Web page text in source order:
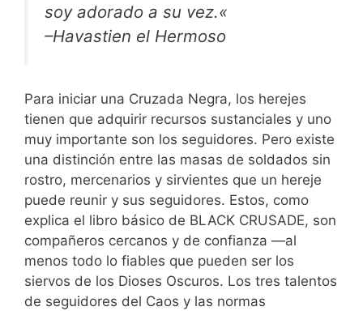
soy adorado a su vez.«
–Havastien el Hermoso
Para iniciar una Cruzada Negra, los herejes
tienen que adquirir recursos sustanciales y uno
muy importante son los seguidores. Pero existe
una distinción entre las masas de soldados sin
rostro, mercenarios y sirvientes que un hereje
puede reunir y sus seguidores. Estos, como
explica el libro básico de BLACK CRUSADE, son
compañeros cercanos y de confianza —al
menos todo lo fiables que pueden ser los
siervos de los Dioses Oscuros. Los tres talentos
de seguidores del Caos y las normas